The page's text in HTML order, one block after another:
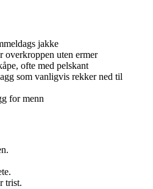
jakke
overkroppen uten ermer
ofte med pelskant
som vanligvis rekker ned til
for menn
trist.